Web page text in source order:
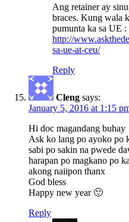
Ang retainer ay
braces. Kung wala
pumunta ka sa UE :
http://
sa-ue-at-ceu/
Reply
Cleng says:
January 5, 2016 at 1:15
Hi doc magandang buhay
Ask ko lang po ayoko po
sabi po sakin na pwede
harapan po magkano po
akong naiipon thanx
God bless
Happy new year 🙂
Reply